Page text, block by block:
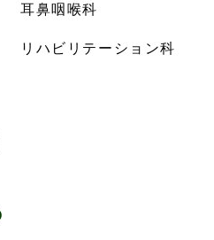
耳鼻咽喉科
リハビリテーション科